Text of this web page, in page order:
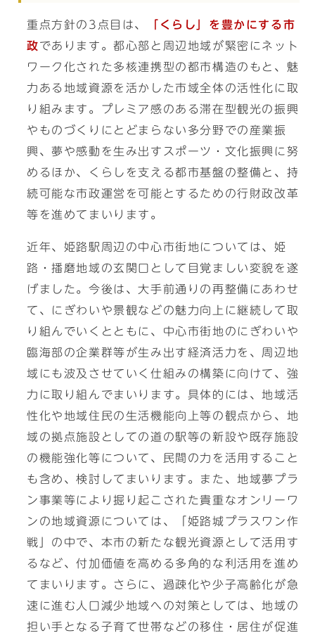
重点方針の3点目は、
「くらし」を豊かにする市
政であります。都心部と周辺地域が緊密にネット
ワーク化された多核連携型の都市構造のもと、魅
力ある地域資源を活かした市域全体の活性化に取
り組みます。プレミア感のある滞在型観光の振興
やものづくりにとどまらない多分野での産業振
興、夢や感動を生み出すスポーツ・文化振興に努
めるほか、くらしを支える都市基盤の整備と、持
続可能な市政運営を可能とするための行財政改革
等を進めてまいります。
近年、姫路駅周辺の中心市街地については、姫
路・播磨地域の玄関口として目覚ましい変貌を遂
げました。今後は、大手前通りの再整備にあわせ
て、にぎわいや景観などの魅力向上に継続して取
り組んでいくとともに、中心市街地のにぎわいや
臨海部の企業群等が生み出す経済活力を、周辺地
域にも波及させていく仕組みの構築に向けて、強
力に取り組んでまいります。具体的には、地域活
性化や地域住民の生活機能向上等の観点から、地
域の拠点施設としての道の駅等の新設や既存施設
の機能強化等について、民間の力を活用すること
も含め、検討してまいります。また、地域夢プラ
ン事業等により掘り起こされた貴重なオンリーワ
ンの地域資源については、「姫路城プラスワン作
戦」の中で、本市の新たな観光資源として活用す
るなど、付加価値を高める多角的な利活用を進め
てまいります。さらに、過疎化や少子高齢化が急
速に進む人口減少地域への対策としては、地域の
担い手となる子育て世帯などの移住・居住が促進